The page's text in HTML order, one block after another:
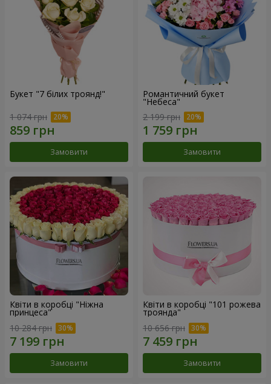
Букет "7 білих троянд!"
1 074 грн
Замовити
Романтичний букет
"Небеса"
2 199 грн
Замовити
Квіти в коробці "Ніжна
принцеса"
10 284 грн
Замовити
Квіти в коробці "101 рожева
троянда"
10 656 грн
Замовити